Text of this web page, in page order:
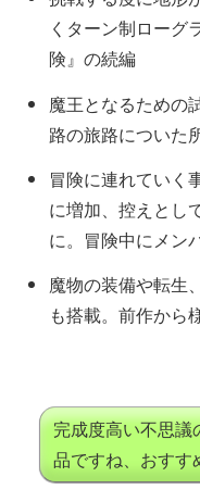
くターン制ローグ
険』の続編
魔王となるための
路の旅路についた
冒険に連れていく
に増加、控えとし
に。冒険中にメン
魔物の装備や転生
も搭載。前作から
完成度高い不思議
品ですね、おすす